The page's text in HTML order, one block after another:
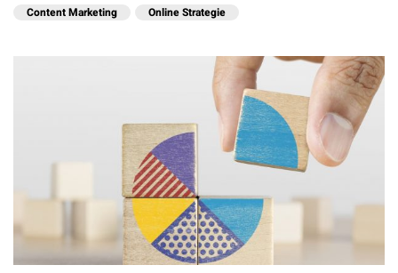
Content Marketing Online Strategie